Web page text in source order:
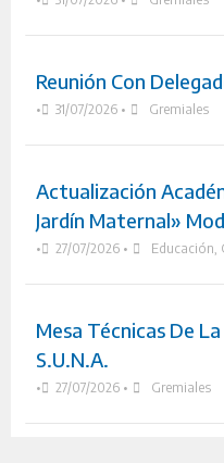
Reunión Con
• 31/07/2026 • Gremiales
Actualización
Jardín Maternal»
• 27/07/2026 • Educación
Mesa Técnicas De
S.U.N.A.
• 27/07/2026 • Gremiales